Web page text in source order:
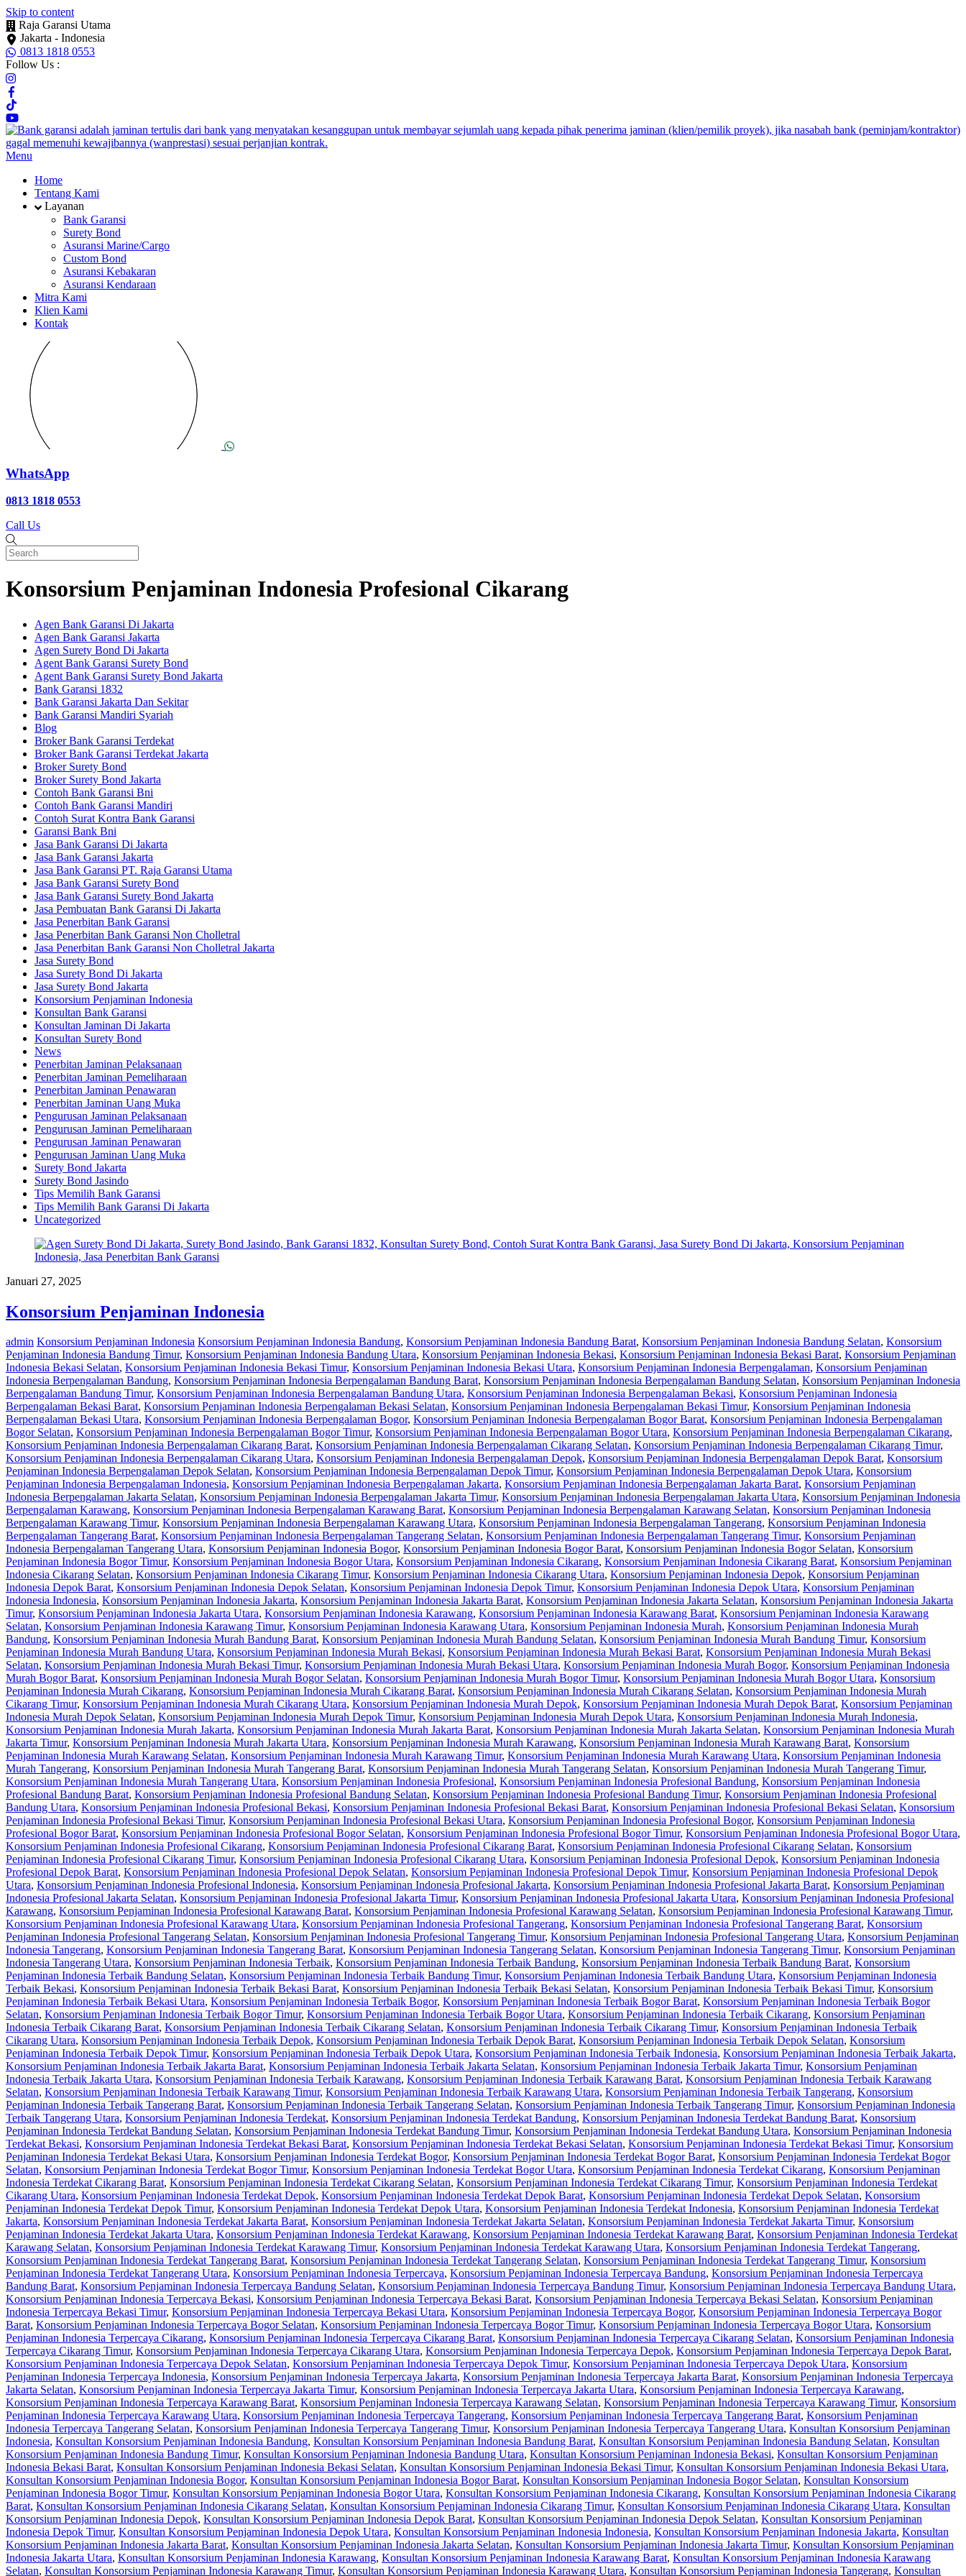
Skip to content
Raja Garansi Utama
Jakarta - Indonesia
0813 1818 0553
Follow Us :
Menu
Home
Tentang Kami
Layanan
Bank Garansi
Surety Bond
Asuransi Marine/Cargo
Custom Bond
Asuransi Kebakaran
Asuransi Kendaraan
Mitra Kami
Klien Kami
Kontak
WhatsApp
0813 1818 0553
Call Us
Konsorsium Penjaminan Indonesia Profesional Cikarang
Agen Bank Garansi Di Jakarta
Agen Bank Garansi Jakarta
Agen Surety Bond Di Jakarta
Agent Bank Garansi Surety Bond
Agent Bank Garansi Surety Bond Jakarta
Bank Garansi 1832
Bank Garansi Jakarta Dan Sekitar
Bank Garansi Mandiri Syariah
Blog
Broker Bank Garansi Terdekat
Broker Bank Garansi Terdekat Jakarta
Broker Surety Bond
Broker Surety Bond Jakarta
Contoh Bank Garansi Bni
Contoh Bank Garansi Mandiri
Contoh Surat Kontra Bank Garansi
Garansi Bank Bni
Jasa Bank Garansi Di Jakarta
Jasa Bank Garansi Jakarta
Jasa Bank Garansi PT. Raja Garansi Utama
Jasa Bank Garansi Surety Bond
Jasa Bank Garansi Surety Bond Jakarta
Jasa Pembuatan Bank Garansi Di Jakarta
Jasa Penerbitan Bank Garansi
Jasa Penerbitan Bank Garansi Non Cholletral
Jasa Penerbitan Bank Garansi Non Cholletral Jakarta
Jasa Surety Bond
Jasa Surety Bond Di Jakarta
Jasa Surety Bond Jakarta
Konsorsium Penjaminan Indonesia
Konsultan Bank Garansi
Konsultan Jaminan Di Jakarta
Konsultan Surety Bond
News
Penerbitan Jaminan Pelaksanaan
Penerbitan Jaminan Pemeliharaan
Penerbitan Jaminan Penawaran
Penerbitan Jaminan Uang Muka
Pengurusan Jaminan Pelaksanaan
Pengurusan Jaminan Pemeliharaan
Pengurusan Jaminan Penawaran
Pengurusan Jaminan Uang Muka
Surety Bond Jakarta
Surety Bond Jasindo
Tips Memilih Bank Garansi
Tips Memilih Bank Garansi Di Jakarta
Uncategorized
Januari 27, 2025
Konsorsium Penjaminan Indonesia
admin Konsorsium Penjaminan Indonesia Konsorsium Penjaminan Indonesia Bandung, Konsorsium Penjaminan Indonesia Bandung Barat, Konsorsium Penjaminan Indonesia Bandung Selatan, Konsorsium
Penjaminan Indonesia Bandung Timur, Konsorsium Penjaminan Indonesia Bandung Utara, Konsorsium Penjaminan Indonesia Bekasi, Konsorsium Penjaminan Indonesia Bekasi Barat, Konsorsium Penjaminan
Indonesia Bekasi Selatan, Konsorsium Penjaminan Indonesia Bekasi Timur, Konsorsium Penjaminan Indonesia Bekasi Utara, Konsorsium Penjaminan Indonesia Berpengalaman, Konsorsium Penjaminan
Indonesia Berpengalaman Bandung, Konsorsium Penjaminan Indonesia Berpengalaman Bandung Barat, Konsorsium Penjaminan Indonesia Berpengalaman Bandung Selatan, Konsorsium Penjaminan Indonesia
Berpengalaman Bandung Timur, Konsorsium Penjaminan Indonesia Berpengalaman Bandung Utara, Konsorsium Penjaminan Indonesia Berpengalaman Bekasi, Konsorsium Penjaminan Indonesia
Berpengalaman Bekasi Barat, Konsorsium Penjaminan Indonesia Berpengalaman Bekasi Selatan, Konsorsium Penjaminan Indonesia Berpengalaman Bekasi Timur, Konsorsium Penjaminan Indonesia
Berpengalaman Bekasi Utara, Konsorsium Penjaminan Indonesia Berpengalaman Bogor, Konsorsium Penjaminan Indonesia Berpengalaman Bogor Barat, Konsorsium Penjaminan Indonesia Berpengalaman
Bogor Selatan, Konsorsium Penjaminan Indonesia Berpengalaman Bogor Timur, Konsorsium Penjaminan Indonesia Berpengalaman Bogor Utara, Konsorsium Penjaminan Indonesia Berpengalaman Cikarang,
Konsorsium Penjaminan Indonesia Berpengalaman Cikarang Barat, Konsorsium Penjaminan Indonesia Berpengalaman Cikarang Selatan, Konsorsium Penjaminan Indonesia Berpengalaman Cikarang Timur,
Konsorsium Penjaminan Indonesia Berpengalaman Cikarang Utara, Konsorsium Penjaminan Indonesia Berpengalaman Depok, Konsorsium Penjaminan Indonesia Berpengalaman Depok Barat, Konsorsium
Penjaminan Indonesia Berpengalaman Depok Selatan, Konsorsium Penjaminan Indonesia Berpengalaman Depok Timur, Konsorsium Penjaminan Indonesia Berpengalaman Depok Utara, Konsorsium
Penjaminan Indonesia Berpengalaman Indonesia, Konsorsium Penjaminan Indonesia Berpengalaman Jakarta, Konsorsium Penjaminan Indonesia Berpengalaman Jakarta Barat, Konsorsium Penjaminan
Indonesia Berpengalaman Jakarta Selatan, Konsorsium Penjaminan Indonesia Berpengalaman Jakarta Timur, Konsorsium Penjaminan Indonesia Berpengalaman Jakarta Utara, Konsorsium Penjaminan Indonesia
Berpengalaman Karawang, Konsorsium Penjaminan Indonesia Berpengalaman Karawang Barat, Konsorsium Penjaminan Indonesia Berpengalaman Karawang Selatan, Konsorsium Penjaminan Indonesia
Berpengalaman Karawang Timur, Konsorsium Penjaminan Indonesia Berpengalaman Karawang Utara, Konsorsium Penjaminan Indonesia Berpengalaman Tangerang, Konsorsium Penjaminan Indonesia
Berpengalaman Tangerang Barat, Konsorsium Penjaminan Indonesia Berpengalaman Tangerang Selatan, Konsorsium Penjaminan Indonesia Berpengalaman Tangerang Timur, Konsorsium Penjaminan
Indonesia Berpengalaman Tangerang Utara, Konsorsium Penjaminan Indonesia Bogor, Konsorsium Penjaminan Indonesia Bogor Barat, Konsorsium Penjaminan Indonesia Bogor Selatan, Konsorsium
Penjaminan Indonesia Bogor Timur, Konsorsium Penjaminan Indonesia Bogor Utara, Konsorsium Penjaminan Indonesia Cikarang, Konsorsium Penjaminan Indonesia Cikarang Barat, Konsorsium Penjaminan
Indonesia Cikarang Selatan, Konsorsium Penjaminan Indonesia Cikarang Timur, Konsorsium Penjaminan Indonesia Cikarang Utara, Konsorsium Penjaminan Indonesia Depok, Konsorsium Penjaminan
Indonesia Depok Barat, Konsorsium Penjaminan Indonesia Depok Selatan, Konsorsium Penjaminan Indonesia Depok Timur, Konsorsium Penjaminan Indonesia Depok Utara, Konsorsium Penjaminan
Indonesia Indonesia, Konsorsium Penjaminan Indonesia Jakarta, Konsorsium Penjaminan Indonesia Jakarta Barat, Konsorsium Penjaminan Indonesia Jakarta Selatan, Konsorsium Penjaminan Indonesia Jakarta
Timur, Konsorsium Penjaminan Indonesia Jakarta Utara, Konsorsium Penjaminan Indonesia Karawang, Konsorsium Penjaminan Indonesia Karawang Barat, Konsorsium Penjaminan Indonesia Karawang
Selatan, Konsorsium Penjaminan Indonesia Karawang Timur, Konsorsium Penjaminan Indonesia Karawang Utara, Konsorsium Penjaminan Indonesia Murah, Konsorsium Penjaminan Indonesia Murah
Bandung, Konsorsium Penjaminan Indonesia Murah Bandung Barat, Konsorsium Penjaminan Indonesia Murah Bandung Selatan, Konsorsium Penjaminan Indonesia Murah Bandung Timur, Konsorsium
Penjaminan Indonesia Murah Bandung Utara, Konsorsium Penjaminan Indonesia Murah Bekasi, Konsorsium Penjaminan Indonesia Murah Bekasi Barat, Konsorsium Penjaminan Indonesia Murah Bekasi
Selatan, Konsorsium Penjaminan Indonesia Murah Bekasi Timur, Konsorsium Penjaminan Indonesia Murah Bekasi Utara, Konsorsium Penjaminan Indonesia Murah Bogor, Konsorsium Penjaminan Indonesia
Murah Bogor Barat, Konsorsium Penjaminan Indonesia Murah Bogor Selatan, Konsorsium Penjaminan Indonesia Murah Bogor Timur, Konsorsium Penjaminan Indonesia Murah Bogor Utara, Konsorsium
Penjaminan Indonesia Murah Cikarang, Konsorsium Penjaminan Indonesia Murah Cikarang Barat, Konsorsium Penjaminan Indonesia Murah Cikarang Selatan, Konsorsium Penjaminan Indonesia Murah
Cikarang Timur, Konsorsium Penjaminan Indonesia Murah Cikarang Utara, Konsorsium Penjaminan Indonesia Murah Depok, Konsorsium Penjaminan Indonesia Murah Depok Barat, Konsorsium Penjaminan
Indonesia Murah Depok Selatan, Konsorsium Penjaminan Indonesia Murah Depok Timur, Konsorsium Penjaminan Indonesia Murah Depok Utara, Konsorsium Penjaminan Indonesia Murah Indonesia,
Konsorsium Penjaminan Indonesia Murah Jakarta, Konsorsium Penjaminan Indonesia Murah Jakarta Barat, Konsorsium Penjaminan Indonesia Murah Jakarta Selatan, Konsorsium Penjaminan Indonesia Murah
Jakarta Timur, Konsorsium Penjaminan Indonesia Murah Jakarta Utara, Konsorsium Penjaminan Indonesia Murah Karawang, Konsorsium Penjaminan Indonesia Murah Karawang Barat, Konsorsium
Penjaminan Indonesia Murah Karawang Selatan, Konsorsium Penjaminan Indonesia Murah Karawang Timur, Konsorsium Penjaminan Indonesia Murah Karawang Utara, Konsorsium Penjaminan Indonesia
Murah Tangerang, Konsorsium Penjaminan Indonesia Murah Tangerang Barat, Konsorsium Penjaminan Indonesia Murah Tangerang Selatan, Konsorsium Penjaminan Indonesia Murah Tangerang Timur,
Konsorsium Penjaminan Indonesia Murah Tangerang Utara, Konsorsium Penjaminan Indonesia Profesional, Konsorsium Penjaminan Indonesia Profesional Bandung, Konsorsium Penjaminan Indonesia
Profesional Bandung Barat, Konsorsium Penjaminan Indonesia Profesional Bandung Selatan, Konsorsium Penjaminan Indonesia Profesional Bandung Timur, Konsorsium Penjaminan Indonesia Profesional
Bandung Utara, Konsorsium Penjaminan Indonesia Profesional Bekasi, Konsorsium Penjaminan Indonesia Profesional Bekasi Barat, Konsorsium Penjaminan Indonesia Profesional Bekasi Selatan, Konsorsium
Penjaminan Indonesia Profesional Bekasi Timur, Konsorsium Penjaminan Indonesia Profesional Bekasi Utara, Konsorsium Penjaminan Indonesia Profesional Bogor, Konsorsium Penjaminan Indonesia
Profesional Bogor Barat, Konsorsium Penjaminan Indonesia Profesional Bogor Selatan, Konsorsium Penjaminan Indonesia Profesional Bogor Timur, Konsorsium Penjaminan Indonesia Profesional Bogor Utara,
Konsorsium Penjaminan Indonesia Profesional Cikarang, Konsorsium Penjaminan Indonesia Profesional Cikarang Barat, Konsorsium Penjaminan Indonesia Profesional Cikarang Selatan, Konsorsium
Penjaminan Indonesia Profesional Cikarang Timur, Konsorsium Penjaminan Indonesia Profesional Cikarang Utara, Konsorsium Penjaminan Indonesia Profesional Depok, Konsorsium Penjaminan Indonesia
Profesional Depok Barat, Konsorsium Penjaminan Indonesia Profesional Depok Selatan, Konsorsium Penjaminan Indonesia Profesional Depok Timur, Konsorsium Penjaminan Indonesia Profesional Depok
Utara, Konsorsium Penjaminan Indonesia Profesional Indonesia, Konsorsium Penjaminan Indonesia Profesional Jakarta, Konsorsium Penjaminan Indonesia Profesional Jakarta Barat, Konsorsium Penjaminan
Indonesia Profesional Jakarta Selatan, Konsorsium Penjaminan Indonesia Profesional Jakarta Timur, Konsorsium Penjaminan Indonesia Profesional Jakarta Utara, Konsorsium Penjaminan Indonesia Profesional
Karawang, Konsorsium Penjaminan Indonesia Profesional Karawang Barat, Konsorsium Penjaminan Indonesia Profesional Karawang Selatan, Konsorsium Penjaminan Indonesia Profesional Karawang Timur,
Konsorsium Penjaminan Indonesia Profesional Karawang Utara, Konsorsium Penjaminan Indonesia Profesional Tangerang, Konsorsium Penjaminan Indonesia Profesional Tangerang Barat, Konsorsium
Penjaminan Indonesia Profesional Tangerang Selatan, Konsorsium Penjaminan Indonesia Profesional Tangerang Timur, Konsorsium Penjaminan Indonesia Profesional Tangerang Utara, Konsorsium Penjaminan
Indonesia Tangerang, Konsorsium Penjaminan Indonesia Tangerang Barat, Konsorsium Penjaminan Indonesia Tangerang Selatan, Konsorsium Penjaminan Indonesia Tangerang Timur, Konsorsium Penjaminan
Indonesia Tangerang Utara, Konsorsium Penjaminan Indonesia Terbaik, Konsorsium Penjaminan Indonesia Terbaik Bandung, Konsorsium Penjaminan Indonesia Terbaik Bandung Barat, Konsorsium
Penjaminan Indonesia Terbaik Bandung Selatan, Konsorsium Penjaminan Indonesia Terbaik Bandung Timur, Konsorsium Penjaminan Indonesia Terbaik Bandung Utara, Konsorsium Penjaminan Indonesia
Terbaik Bekasi, Konsorsium Penjaminan Indonesia Terbaik Bekasi Barat, Konsorsium Penjaminan Indonesia Terbaik Bekasi Selatan, Konsorsium Penjaminan Indonesia Terbaik Bekasi Timur, Konsorsium
Penjaminan Indonesia Terbaik Bekasi Utara, Konsorsium Penjaminan Indonesia Terbaik Bogor, Konsorsium Penjaminan Indonesia Terbaik Bogor Barat, Konsorsium Penjaminan Indonesia Terbaik Bogor
Selatan, Konsorsium Penjaminan Indonesia Terbaik Bogor Timur, Konsorsium Penjaminan Indonesia Terbaik Bogor Utara, Konsorsium Penjaminan Indonesia Terbaik Cikarang, Konsorsium Penjaminan
Indonesia Terbaik Cikarang Barat, Konsorsium Penjaminan Indonesia Terbaik Cikarang Selatan, Konsorsium Penjaminan Indonesia Terbaik Cikarang Timur, Konsorsium Penjaminan Indonesia Terbaik
Cikarang Utara, Konsorsium Penjaminan Indonesia Terbaik Depok, Konsorsium Penjaminan Indonesia Terbaik Depok Barat, Konsorsium Penjaminan Indonesia Terbaik Depok Selatan, Konsorsium
Penjaminan Indonesia Terbaik Depok Timur, Konsorsium Penjaminan Indonesia Terbaik Depok Utara, Konsorsium Penjaminan Indonesia Terbaik Indonesia, Konsorsium Penjaminan Indonesia Terbaik Jakarta,
Konsorsium Penjaminan Indonesia Terbaik Jakarta Barat, Konsorsium Penjaminan Indonesia Terbaik Jakarta Selatan, Konsorsium Penjaminan Indonesia Terbaik Jakarta Timur, Konsorsium Penjaminan
Indonesia Terbaik Jakarta Utara, Konsorsium Penjaminan Indonesia Terbaik Karawang, Konsorsium Penjaminan Indonesia Terbaik Karawang Barat, Konsorsium Penjaminan Indonesia Terbaik Karawang
Selatan, Konsorsium Penjaminan Indonesia Terbaik Karawang Timur, Konsorsium Penjaminan Indonesia Terbaik Karawang Utara, Konsorsium Penjaminan Indonesia Terbaik Tangerang, Konsorsium
Penjaminan Indonesia Terbaik Tangerang Barat, Konsorsium Penjaminan Indonesia Terbaik Tangerang Selatan, Konsorsium Penjaminan Indonesia Terbaik Tangerang Timur, Konsorsium Penjaminan Indonesia
Terbaik Tangerang Utara, Konsorsium Penjaminan Indonesia Terdekat, Konsorsium Penjaminan Indonesia Terdekat Bandung, Konsorsium Penjaminan Indonesia Terdekat Bandung Barat, Konsorsium
Penjaminan Indonesia Terdekat Bandung Selatan, Konsorsium Penjaminan Indonesia Terdekat Bandung Timur, Konsorsium Penjaminan Indonesia Terdekat Bandung Utara, Konsorsium Penjaminan Indonesia
Terdekat Bekasi, Konsorsium Penjaminan Indonesia Terdekat Bekasi Barat, Konsorsium Penjaminan Indonesia Terdekat Bekasi Selatan, Konsorsium Penjaminan Indonesia Terdekat Bekasi Timur, Konsorsium
Penjaminan Indonesia Terdekat Bekasi Utara, Konsorsium Penjaminan Indonesia Terdekat Bogor, Konsorsium Penjaminan Indonesia Terdekat Bogor Barat, Konsorsium Penjaminan Indonesia Terdekat Bogor
Selatan, Konsorsium Penjaminan Indonesia Terdekat Bogor Timur, Konsorsium Penjaminan Indonesia Terdekat Bogor Utara, Konsorsium Penjaminan Indonesia Terdekat Cikarang, Konsorsium Penjaminan
Indonesia Terdekat Cikarang Barat, Konsorsium Penjaminan Indonesia Terdekat Cikarang Selatan, Konsorsium Penjaminan Indonesia Terdekat Cikarang Timur, Konsorsium Penjaminan Indonesia Terdekat
Cikarang Utara, Konsorsium Penjaminan Indonesia Terdekat Depok, Konsorsium Penjaminan Indonesia Terdekat Depok Barat, Konsorsium Penjaminan Indonesia Terdekat Depok Selatan, Konsorsium
Penjaminan Indonesia Terdekat Depok Timur, Konsorsium Penjaminan Indonesia Terdekat Depok Utara, Konsorsium Penjaminan Indonesia Terdekat Indonesia, Konsorsium Penjaminan Indonesia Terdekat
Jakarta, Konsorsium Penjaminan Indonesia Terdekat Jakarta Barat, Konsorsium Penjaminan Indonesia Terdekat Jakarta Selatan, Konsorsium Penjaminan Indonesia Terdekat Jakarta Timur, Konsorsium
Penjaminan Indonesia Terdekat Jakarta Utara, Konsorsium Penjaminan Indonesia Terdekat Karawang, Konsorsium Penjaminan Indonesia Terdekat Karawang Barat, Konsorsium Penjaminan Indonesia Terdekat
Karawang Selatan, Konsorsium Penjaminan Indonesia Terdekat Karawang Timur, Konsorsium Penjaminan Indonesia Terdekat Karawang Utara, Konsorsium Penjaminan Indonesia Terdekat Tangerang,
Konsorsium Penjaminan Indonesia Terdekat Tangerang Barat, Konsorsium Penjaminan Indonesia Terdekat Tangerang Selatan, Konsorsium Penjaminan Indonesia Terdekat Tangerang Timur, Konsorsium
Penjaminan Indonesia Terdekat Tangerang Utara, Konsorsium Penjaminan Indonesia Terpercaya, Konsorsium Penjaminan Indonesia Terpercaya Bandung, Konsorsium Penjaminan Indonesia Terpercaya
Bandung Barat, Konsorsium Penjaminan Indonesia Terpercaya Bandung Selatan, Konsorsium Penjaminan Indonesia Terpercaya Bandung Timur, Konsorsium Penjaminan Indonesia Terpercaya Bandung Utara,
Konsorsium Penjaminan Indonesia Terpercaya Bekasi, Konsorsium Penjaminan Indonesia Terpercaya Bekasi Barat, Konsorsium Penjaminan Indonesia Terpercaya Bekasi Selatan, Konsorsium Penjaminan
Indonesia Terpercaya Bekasi Timur, Konsorsium Penjaminan Indonesia Terpercaya Bekasi Utara, Konsorsium Penjaminan Indonesia Terpercaya Bogor, Konsorsium Penjaminan Indonesia Terpercaya Bogor
Barat, Konsorsium Penjaminan Indonesia Terpercaya Bogor Selatan, Konsorsium Penjaminan Indonesia Terpercaya Bogor Timur, Konsorsium Penjaminan Indonesia Terpercaya Bogor Utara, Konsorsium
Penjaminan Indonesia Terpercaya Cikarang, Konsorsium Penjaminan Indonesia Terpercaya Cikarang Barat, Konsorsium Penjaminan Indonesia Terpercaya Cikarang Selatan, Konsorsium Penjaminan Indonesia
Terpercaya Cikarang Timur, Konsorsium Penjaminan Indonesia Terpercaya Cikarang Utara, Konsorsium Penjaminan Indonesia Terpercaya Depok, Konsorsium Penjaminan Indonesia Terpercaya Depok Barat,
Konsorsium Penjaminan Indonesia Terpercaya Depok Selatan, Konsorsium Penjaminan Indonesia Terpercaya Depok Timur, Konsorsium Penjaminan Indonesia Terpercaya Depok Utara, Konsorsium
Penjaminan Indonesia Terpercaya Indonesia, Konsorsium Penjaminan Indonesia Terpercaya Jakarta, Konsorsium Penjaminan Indonesia Terpercaya Jakarta Barat, Konsorsium Penjaminan Indonesia Terpercaya
Jakarta Selatan, Konsorsium Penjaminan Indonesia Terpercaya Jakarta Timur, Konsorsium Penjaminan Indonesia Terpercaya Jakarta Utara, Konsorsium Penjaminan Indonesia Terpercaya Karawang,
Konsorsium Penjaminan Indonesia Terpercaya Karawang Barat, Konsorsium Penjaminan Indonesia Terpercaya Karawang Selatan, Konsorsium Penjaminan Indonesia Terpercaya Karawang Timur, Konsorsium
Penjaminan Indonesia Terpercaya Karawang Utara, Konsorsium Penjaminan Indonesia Terpercaya Tangerang, Konsorsium Penjaminan Indonesia Terpercaya Tangerang Barat, Konsorsium Penjaminan
Indonesia Terpercaya Tangerang Selatan, Konsorsium Penjaminan Indonesia Terpercaya Tangerang Timur, Konsorsium Penjaminan Indonesia Terpercaya Tangerang Utara, Konsultan Konsorsium Penjaminan
Indonesia, Konsultan Konsorsium Penjaminan Indonesia Bandung, Konsultan Konsorsium Penjaminan Indonesia Bandung Barat, Konsultan Konsorsium Penjaminan Indonesia Bandung Selatan, Konsultan
Konsorsium Penjaminan Indonesia Bandung Timur, Konsultan Konsorsium Penjaminan Indonesia Bandung Utara, Konsultan Konsorsium Penjaminan Indonesia Bekasi, Konsultan Konsorsium Penjaminan
Indonesia Bekasi Barat, Konsultan Konsorsium Penjaminan Indonesia Bekasi Selatan, Konsultan Konsorsium Penjaminan Indonesia Bekasi Timur, Konsultan Konsorsium Penjaminan Indonesia Bekasi Utara,
Konsultan Konsorsium Penjaminan Indonesia Bogor, Konsultan Konsorsium Penjaminan Indonesia Bogor Barat, Konsultan Konsorsium Penjaminan Indonesia Bogor Selatan, Konsultan Konsorsium
Penjaminan Indonesia Bogor Timur, Konsultan Konsorsium Penjaminan Indonesia Bogor Utara, Konsultan Konsorsium Penjaminan Indonesia Cikarang, Konsultan Konsorsium Penjaminan Indonesia Cikarang
Barat, Konsultan Konsorsium Penjaminan Indonesia Cikarang Selatan, Konsultan Konsorsium Penjaminan Indonesia Cikarang Timur, Konsultan Konsorsium Penjaminan Indonesia Cikarang Utara, Konsultan
Konsorsium Penjaminan Indonesia Depok, Konsultan Konsorsium Penjaminan Indonesia Depok Barat, Konsultan Konsorsium Penjaminan Indonesia Depok Selatan, Konsultan Konsorsium Penjaminan
Indonesia Depok Timur, Konsultan Konsorsium Penjaminan Indonesia Depok Utara, Konsultan Konsorsium Penjaminan Indonesia Indonesia, Konsultan Konsorsium Penjaminan Indonesia Jakarta, Konsultan
Konsorsium Penjaminan Indonesia Jakarta Barat, Konsultan Konsorsium Penjaminan Indonesia Jakarta Selatan, Konsultan Konsorsium Penjaminan Indonesia Jakarta Timur, Konsultan Konsorsium Penjaminan
Indonesia Jakarta Utara, Konsultan Konsorsium Penjaminan Indonesia Karawang, Konsultan Konsorsium Penjaminan Indonesia Karawang Barat, Konsultan Konsorsium Penjaminan Indonesia Karawang
Selatan, Konsultan Konsorsium Penjaminan Indonesia Karawang Timur, Konsultan Konsorsium Penjaminan Indonesia Karawang Utara, Konsultan Konsorsium Penjaminan Indonesia Tangerang, Konsultan